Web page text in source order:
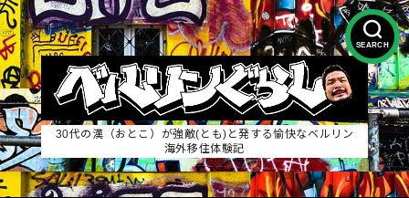
SEARCH
30代の漢（おとこ）が強敵(とも)と発する愉快なベルリン
海外移住体験記